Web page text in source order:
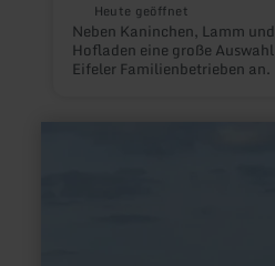
Heute geöffnet
Neben Kaninchen, Lamm
Hofladen eine große
Eifeler Familienbetrieben an.